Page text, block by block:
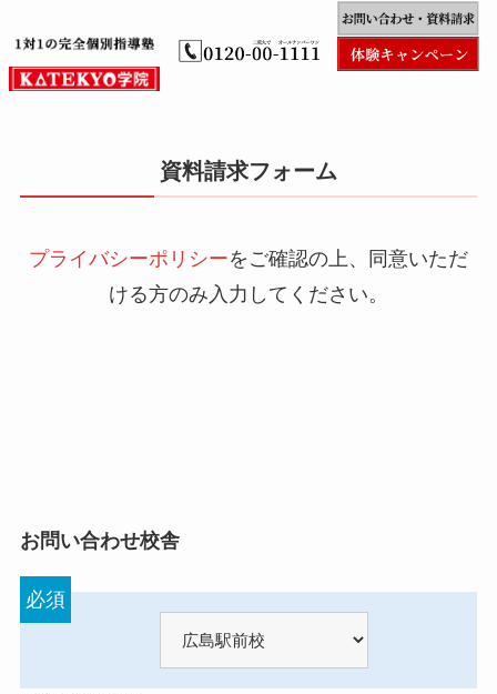
資料請求フォーム
プライバシーポリシーをご確認の上、同意いただ
ける方のみ入力してください。
お問い合わせ校舎
必須